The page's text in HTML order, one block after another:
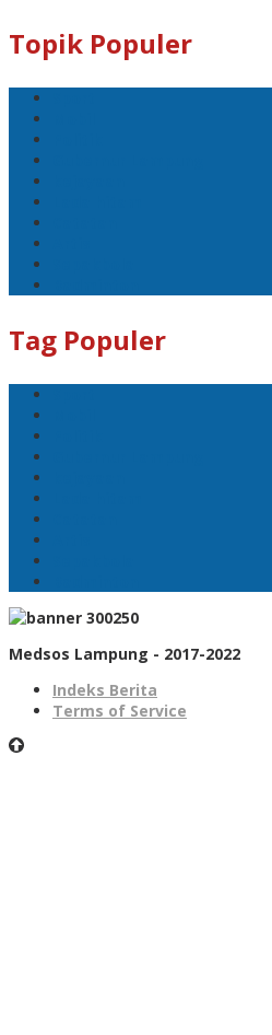
Topik Populer
Tag Populer
Medsos Lampung - 2017-2022
Indeks Berita
Terms of Service